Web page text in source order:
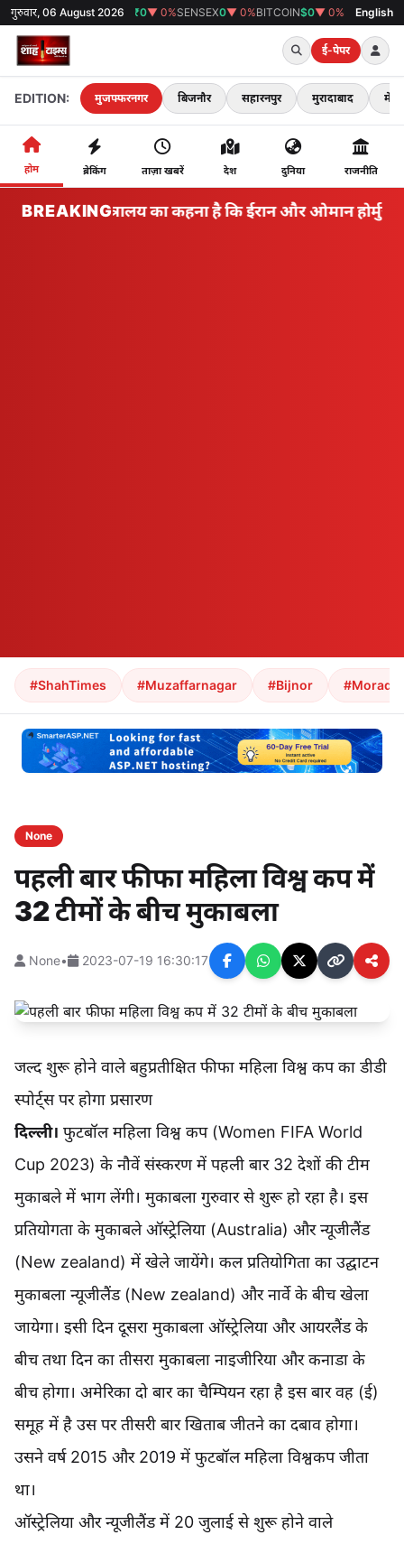
गुरुवार, 06 August 2026
GOLD₹0▼ 0%SENSEX 0▼ 0%BITCOIN$0▼ 0% 38°Cमुजफ्फरनगरEnglish
ई-पेपर
EDITION: मुजफ्फरनगर बिजनौर सहारनपुर मुरादाबाद मेरठ
होम ब्रेकिंग ताज़ा खबरें देश दुनिया राजनीति
BREAKING
ईरान मंत्रालय का कहना है कि ईरान और ओमान होर्मुज़
#ShahTimes #Muzaffarnagar #Bijnor
None
पहली बार फीफा महिला विश्व कप में
32 टीमों के बीच मुकाबला
None• 2023-07-19 16:30:17
जल्द शुरू होने वाले बहुप्रतीक्षित फीफा महिला विश्व कप का डीडी
स्पोर्ट्स पर होगा प्रसारण
दिल्ली। फुटबॉल महिला विश्व कप (Women FIFA World
Cup 2023) के नौवें संस्करण में पहली बार 32 देशों की टीम
मुकाबले में भाग लेंगी। मुकाबला गुरुवार से शुरू हो रहा है। इस
प्रतियोगता के मुकाबले ऑस्ट्रेलिया (Australia) और न्यूजीलैंड
(New zealand) में खेले जायेंगे। कल प्रतियोगिता का उद्घाटन
मुकाबला न्यूजीलैंड (New zealand) और नार्वे के बीच खेला
जायेगा। इसी दिन दूसरा मुकाबला ऑस्ट्रेलिया और आयरलैंड के
बीच तथा दिन का तीसरा मुकाबला नाइजीरिया और कनाडा के
बीच होगा। अमेरिका दो बार का चैम्पियन रहा है इस बार वह (ई)
समूह में है उस पर तीसरी बार खिताब जीतने का दबाव होगा।
उसने वर्ष 2015 और 2019 में फुटबॉल महिला विश्वकप जीता
था।
ऑस्ट्रेलिया और न्यूजीलैंड में 20 जुलाई से शुरू होने वाले